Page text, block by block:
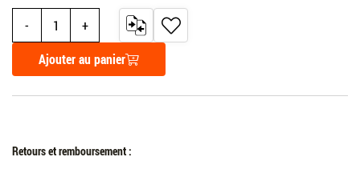
Add one to quantity
Substract one from quantityAJOUTER
À
SOUHAITS
AJOUTER
AU
COMPARATEUR
Ajouter au panier
Retours et remboursement :